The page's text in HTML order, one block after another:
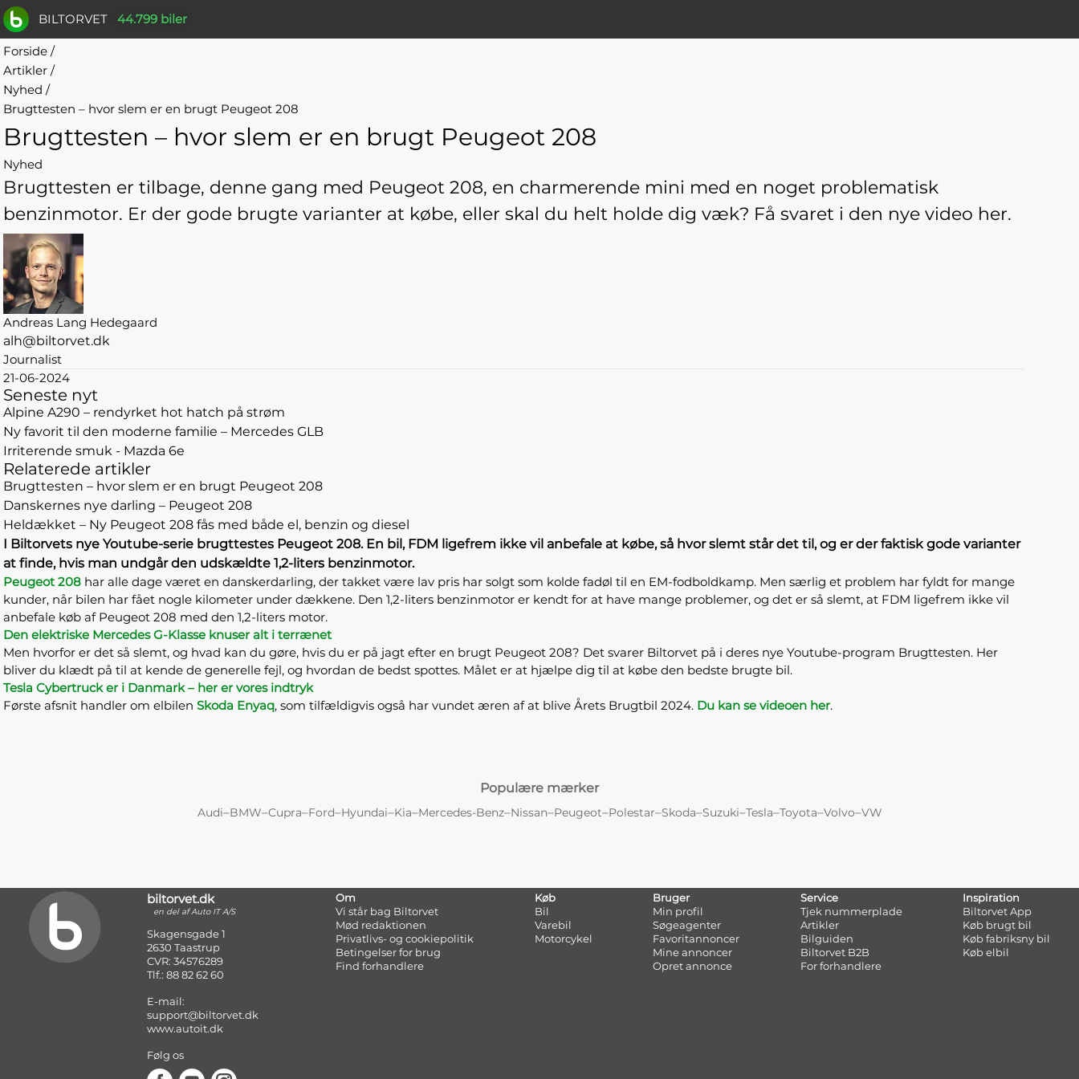
BILTORVET 44.799 biler
Forside /
Artikler /
Nyhed /
Brugttesten – hvor slem er en brugt Peugeot 208
Brugttesten – hvor slem er en brugt Peugeot 208
Nyhed
Brugttesten er tilbage, denne gang med Peugeot 208, en charmerende mini med en noget problematisk
benzinmotor. Er der gode brugte varianter at købe, eller skal du helt holde dig væk? Få svaret i den nye video her.
Andreas Lang Hedegaard
alh@biltorvet.dk
Journalist
21-06-2024
Seneste nyt
Alpine A290 – rendyrket hot hatch på strøm
Ny favorit til den moderne familie – Mercedes GLB
Irriterende smuk - Mazda 6e
Relaterede artikler
Brugttesten – hvor slem er en brugt Peugeot 208
Danskernes nye darling – Peugeot 208
Heldækket – Ny Peugeot 208 fås med både el, benzin og diesel
I Biltorvets nye Youtube-serie brugttestes Peugeot 208. En bil, FDM ligefrem ikke vil anbefale at købe, så hvor slemt står det til, og er der faktisk gode varianter
at finde, hvis man undgår den udskældte 1,2-liters benzinmotor.
Peugeot 208 har alle dage været en danskerdarling, der takket være lav pris har solgt som kolde fadøl til en EM-fodboldkamp. Men særlig et problem har fyldt for mange
kunder, når bilen har fået nogle kilometer under dækkene. Den 1,2-liters benzinmotor er kendt for at have mange problemer, og det er så slemt, at FDM ligefrem ikke vil
anbefale køb af Peugeot 208 med den 1,2-liters motor.
Den elektriske Mercedes G-Klasse knuser alt i terrænet
Men hvorfor er det så slemt, og hvad kan du gøre, hvis du er på jagt efter en brugt Peugeot 208? Det svarer Biltorvet på i deres nye Youtube-program Brugttesten. Her
bliver du klædt på til at kende de generelle fejl, og hvordan de bedst spottes. Målet er at hjælpe dig til at købe den bedste brugte bil.
Tesla Cybertruck er i Danmark – her er vores indtryk
Første afsnit handler om elbilen Skoda Enyaq, som tilfældigvis også har vundet æren af at blive Årets Brugtbil 2024. Du kan se videoen her.
Populære mærker
Audi–BMW–Cupra–Ford–Hyundai–Kia–Mercedes-Benz–Nissan–Peugeot–Polestar–Skoda–Suzuki–Tesla–Toyota–Volvo–VW
Om
Vi står bag Biltorvet
Mød redaktionen
Privatlivs- og cookiepolitik
Betingelser for brug
Find forhandlere
Køb
Bil
Varebil
Motorcykel
Bruger
Min profil
Søgeagenter
Favoritannoncer
Mine annoncer
Opret annonce
Service
Tjek nummerplade
Artikler
Bilguiden
Biltorvet B2B
For forhandlere
Inspiration
Biltorvet App
Køb brugt bil
Køb fabriksny bil
Køb elbil
biltorvet.dk
en del af Auto IT A/S
Skagensgade 1
2630 Taastrup
CVR: 34576289
Tlf.: 88 82 62 60
E-mail:
support@biltorvet.dk
www.autoit.dk
Følg os